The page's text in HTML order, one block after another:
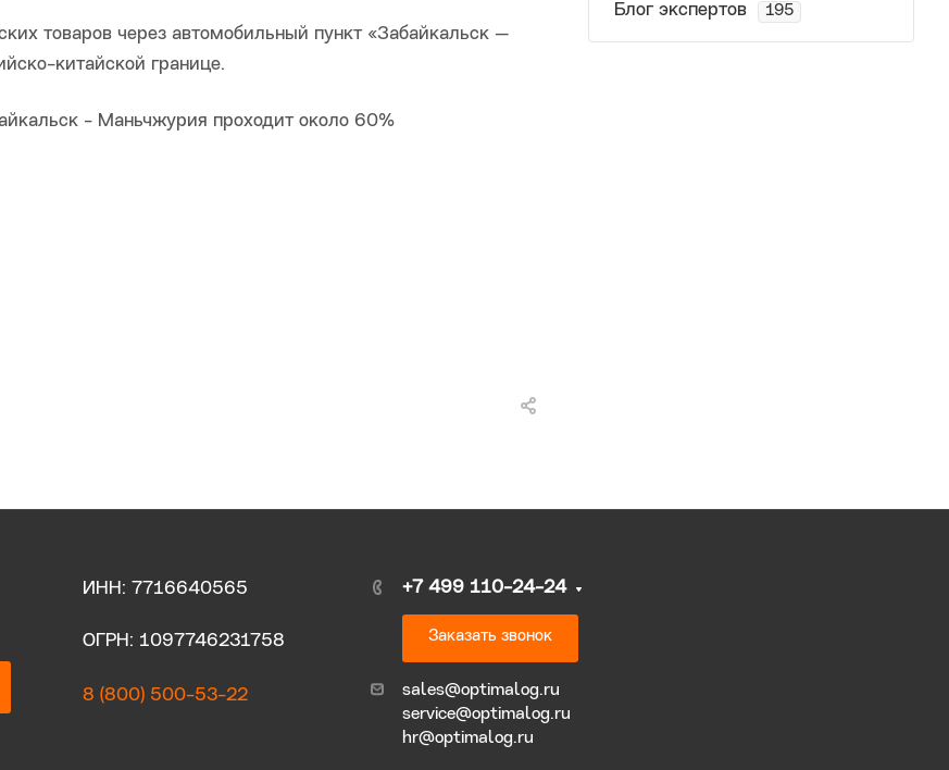
товаров через автомобильный пункт «Забайкальск —
китайской границе.
- Маньчжурия проходит около 60%
Блог экспертов 195
ИНН: 7716640565
ОГРН: 1097746231758
8 (800) 500-53-22
+7 499 110-24-24
Заказать звонок
sales@optimalog.ru
service@optimalog.ru
hr@optimalog.ru